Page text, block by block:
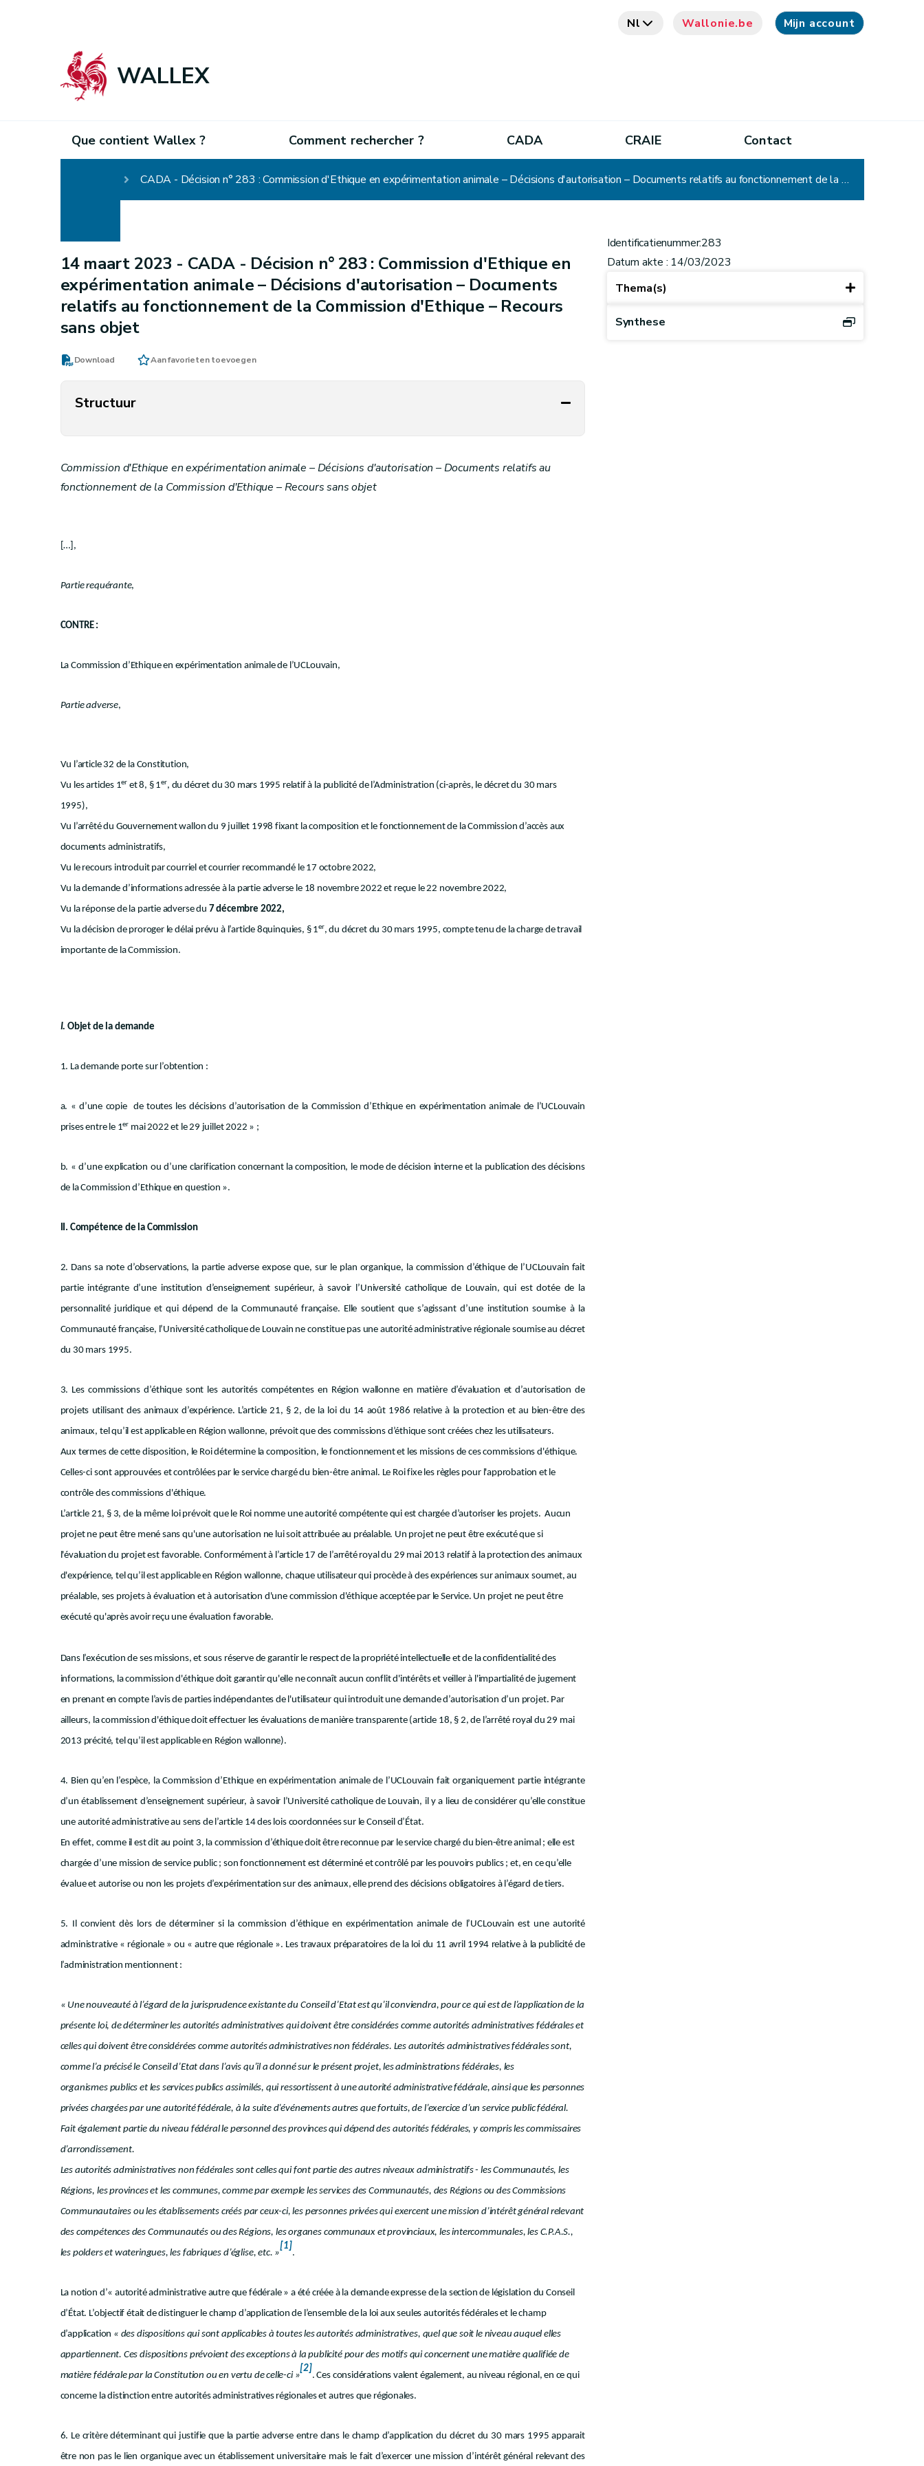
Nl Wallonie.be Mijn account
WALLEX
Que contient Wallex ? Comment rechercher ? CADA CRAIE Contact
CADA - Décision n° 283 : Commission d'Ethique en expérimentation animale – Décisions d'autorisation – Documents relatifs au fonctionnement de la Commission d'Ethique – Recours sans objet
14 maart 2023 - CADA - Décision n° 283 : Commission d'Ethique en
expérimentation animale – Décisions d'autorisation – Documents
relatifs au fonctionnement de la Commission d'Ethique – Recours
sans objet
Download Aan favorieten toevoegen
Structuur
Commission d'Ethique en expérimentation animale – Décisions d'autorisation – Documents relatifs au
fonctionnement de la Commission d'Ethique – Recours sans objet
[…],
Partie requérante,
CONTRE :
La Commission d’Ethique en expérimentation animale de l’UCLouvain,
Partie adverse,
Vu l’article 32 de la Constitution,
Vu les articles 1er et 8, § 1er, du décret du 30 mars 1995 relatif à la publicité de l’Administration (ci-après, le décret du 30 mars
1995),
Vu l’arrêté du Gouvernement wallon du 9 juillet 1998 fixant la composition et le fonctionnement de la Commission d’accès aux
documents administratifs,
Vu le recours introduit par courriel et courrier recommandé le 17 octobre 2022,
Vu la demande d’informations adressée à la partie adverse le 18 novembre 2022 et reçue le 22 novembre 2022,
Vu la réponse de la partie adverse du 7 décembre 2022,
Vu la décision de proroger le délai prévu à l’article 8quinquies, § 1er, du décret du 30 mars 1995, compte tenu de la charge de travail
importante de la Commission.
I. Objet de la demande
1. La demande porte sur l’obtention :
a. « d’une copie de toutes les décisions d’autorisation de la Commission d’Ethique en expérimentation animale de l’UCLouvain
prises entre le 1er mai 2022 et le 29 juillet 2022 » ;
b. « d’une explication ou d’une clarification concernant la composition, le mode de décision interne et la publication des décisions
de la Commission d’Ethique en question ».
II. Compétence de la Commission
2. Dans sa note d’observations, la partie adverse expose que, sur le plan organique, la commission d’éthique de l’UCLouvain fait
partie intégrante d’une institution d’enseignement supérieur, à savoir l’Université catholique de Louvain, qui est dotée de la
personnalité juridique et qui dépend de la Communauté française. Elle soutient que s’agissant d’une institution soumise à la
Communauté française, l’Université catholique de Louvain ne constitue pas une autorité administrative régionale soumise au décret
du 30 mars 1995.
3. Les commissions d’éthique sont les autorités compétentes en Région wallonne en matière d’évaluation et d’autorisation de
projets utilisant des animaux d’expérience. L’article 21, § 2, de la loi du 14 août 1986 relative à la protection et au bien-être des
animaux, tel qu’il est applicable en Région wallonne, prévoit que des commissions d’éthique sont créées chez les utilisateurs.
Aux termes de cette disposition, le Roi détermine la composition, le fonctionnement et les missions de ces commissions d'éthique.
Celles-ci sont approuvées et contrôlées par le service chargé du bien-être animal. Le Roi fixe les règles pour l'approbation et le
contrôle des commissions d'éthique.
L’article 21, § 3, de la même loi prévoit que le Roi nomme une autorité compétente qui est chargée d’autoriser les projets. Aucun
projet ne peut être mené sans qu'une autorisation ne lui soit attribuée au préalable. Un projet ne peut être exécuté que si
l'évaluation du projet est favorable. Conformément à l’article 17 de l’arrêté royal du 29 mai 2013 relatif à la protection des animaux
d'expérience, tel qu’il est applicable en Région wallonne, chaque utilisateur qui procède à des expériences sur animaux soumet, au
préalable, ses projets à évaluation et à autorisation d'une commission d'éthique acceptée par le Service. Un projet ne peut être
exécuté qu'après avoir reçu une évaluation favorable.
Dans l’exécution de ses missions, et sous réserve de garantir le respect de la propriété intellectuelle et de la confidentialité des
informations, la commission d'éthique doit garantir qu'elle ne connaît aucun conflit d'intérêts et veiller à l'impartialité de jugement
en prenant en compte l’avis de parties indépendantes de l'utilisateur qui introduit une demande d’autorisation d’un projet. Par
ailleurs, la commission d'éthique doit effectuer les évaluations de manière transparente (article 18, § 2, de l’arrêté royal du 29 mai
2013 précité, tel qu’il est applicable en Région wallonne).
4. Bien qu’en l’espèce, la Commission d’Ethique en expérimentation animale de l’UCLouvain fait organiquement partie intégrante
d’un établissement d’enseignement supérieur, à savoir l’Université catholique de Louvain, il y a lieu de considérer qu’elle constitue
une autorité administrative au sens de l’article 14 des lois coordonnées sur le Conseil d’État.
En effet, comme il est dit au point 3, la commission d’éthique doit être reconnue par le service chargé du bien-être animal ; elle est
chargée d’une mission de service public ; son fonctionnement est déterminé et contrôlé par les pouvoirs publics ; et, en ce qu’elle
évalue et autorise ou non les projets d’expérimentation sur des animaux, elle prend des décisions obligatoires à l’égard de tiers.
5. Il convient dès lors de déterminer si la commission d’éthique en expérimentation animale de l’UCLouvain est une autorité
administrative « régionale » ou « autre que régionale ». Les travaux préparatoires de la loi du 11 avril 1994 relative à la publicité de
l’administration mentionnent :
« Une nouveauté à l’égard de la jurisprudence existante du Conseil d’Etat est qu’il conviendra, pour ce qui est de l’application de la
présente loi, de déterminer les autorités administratives qui doivent être considérées comme autorités administratives fédérales et
celles qui doivent être considérées comme autorités administratives non fédérales. Les autorités administratives fédérales sont,
comme l’a précisé le Conseil d’Etat dans l’avis qu’il a donné sur le présent projet, les administrations fédérales, les
organismes publics et les services publics assimilés, qui ressortissent à une autorité administrative fédérale, ainsi que les personnes
privées chargées par une autorité fédérale, à la suite d’événements autres que fortuits, de l’exercice d’un service public fédéral.
Fait également partie du niveau fédéral le personnel des provinces qui dépend des autorités fédérales, y compris les commissaires
d’arrondissement.
Les autorités administratives non fédérales sont celles qui font partie des autres niveaux administratifs - les Communautés, les
Régions, les provinces et les communes, comme par exemple les services des Communautés, des Régions ou des Commissions
Communautaires ou les établissements créés par ceux-ci, les personnes privées qui exercent une mission d’intérêt général relevant
des compétences des Communautés ou des Régions, les organes communaux et provinciaux, les intercommunales, les C.P.A.S.,
les polders et wateringues, les fabriques d’église, etc. »
[1]
.
La notion d’« autorité administrative autre que fédérale » a été créée à la demande expresse de la section de législation du Conseil
d’État. L’objectif était de distinguer le champ d’application de l’ensemble de la loi aux seules autorités fédérales et le champ
d’application « des dispositions qui sont applicables à toutes les autorités administratives, quel que soit le niveau auquel elles
appartiennent. Ces dispositions prévoient des exceptions à la publicité pour des motifs qui concernent une matière qualifiée de
matière fédérale par la Constitution ou en vertu de celle-ci »
[2]
. Ces considérations valent également, au niveau régional, en ce qui
concerne la distinction entre autorités administratives régionales et autres que régionales.
6. Le critère déterminant qui justifie que la partie adverse entre dans le champ d’application du décret du 30 mars 1995 apparait
être non pas le lien organique avec un établissement universitaire mais le fait d’exercer une mission d’intérêt général relevant des
Identificatienummer:283
Datum akte : 14/03/2023
Thema(s)
Synthese